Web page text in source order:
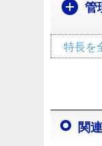
管
特長を
関